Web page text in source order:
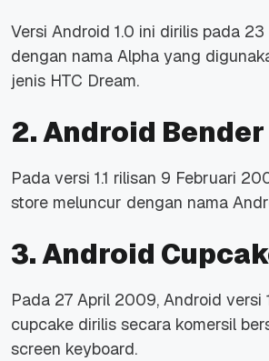
Versi Android 1.0 ini dirilis pada
dengan nama Alpha yang
jenis HTC Dream.
2. Android Bender
Pada versi 1.1 rilisan 9 Februari
store meluncur dengan nama
3. Android
Pada 27 April 2009, Android versi
cupcake dirilis secara komersil
screen keyboard.